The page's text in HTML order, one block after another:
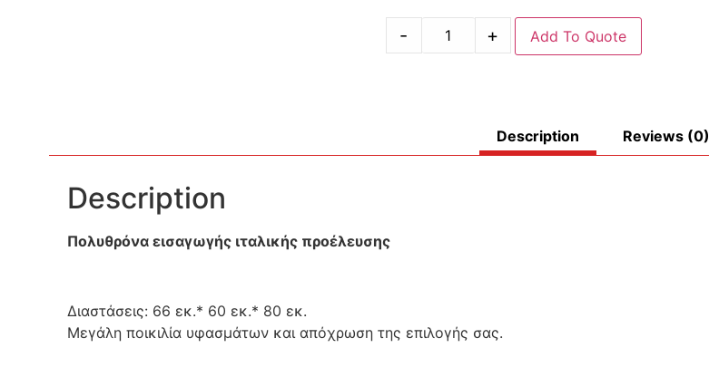
- + Add To Quote
Description Reviews (0)
Description
Πολυθρόνα εισαγωγής ιταλικής προέλευσης
Διαστάσεις: 66 εκ.* 60 εκ.* 80 εκ.
Μεγάλη ποικιλία υφασμάτων και απόχρωση της επιλογής σας.